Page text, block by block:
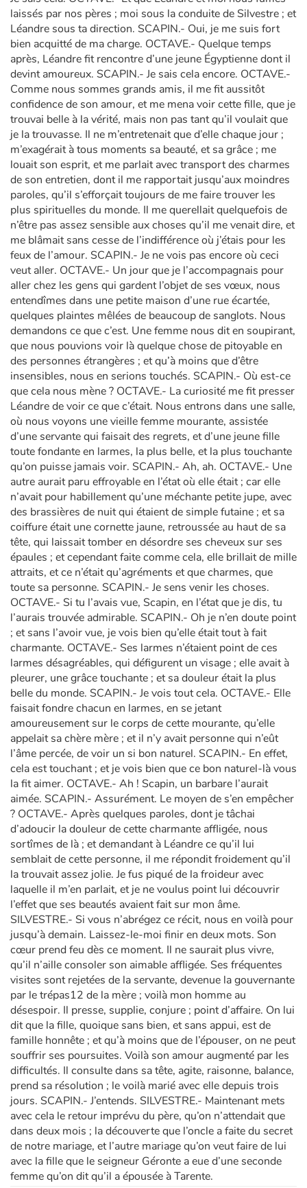
laissés par nos pères ; moi sous la conduite de Silvestre ; et
Léandre sous ta direction. SCAPIN.- Oui, je me suis fort
bien acquitté de ma charge. OCTAVE.- Quelque temps
après, Léandre fit rencontre d’une jeune Égyptienne dont il
devint amoureux. SCAPIN.- Je sais cela encore. OCTAVE.-
Comme nous sommes grands amis, il me fit aussitôt
confidence de son amour, et me mena voir cette fille, que je
trouvai belle à la vérité, mais non pas tant qu’il voulait que
je la trouvasse. Il ne m’entretenait que d’elle chaque jour ;
m’exagérait à tous moments sa beauté, et sa grâce ; me
louait son esprit, et me parlait avec transport des charmes
de son entretien, dont il me rapportait jusqu’aux moindres
paroles, qu’il s’efforçait toujours de me faire trouver les
plus spirituelles du monde. Il me querellait quelquefois de
n’être pas assez sensible aux choses qu’il me venait dire, et
me blâmait sans cesse de l’indifférence où j’étais pour les
feux de l’amour. SCAPIN.- Je ne vois pas encore où ceci
veut aller. OCTAVE.- Un jour que je l’accompagnais pour
aller chez les gens qui gardent l’objet de ses vœux, nous
entendîmes dans une petite maison d’une rue écartée,
quelques plaintes mêlées de beaucoup de sanglots. Nous
demandons ce que c’est. Une femme nous dit en soupirant,
que nous pouvions voir là quelque chose de pitoyable en
des personnes étrangères ; et qu’à moins que d’être
insensibles, nous en serions touchés. SCAPIN.- Où est-ce
que cela nous mène ? OCTAVE.- La curiosité me fit presser
Léandre de voir ce que c’était. Nous entrons dans une salle,
où nous voyons une vieille femme mourante, assistée
d’une servante qui faisait des regrets, et d’une jeune fille
toute fondante en larmes, la plus belle, et la plus touchante
qu’on puisse jamais voir. SCAPIN.- Ah, ah. OCTAVE.- Une
autre aurait paru effroyable en l’état où elle était ; car elle
n’avait pour habillement qu’une méchante petite jupe, avec
des brassières de nuit qui étaient de simple futaine ; et sa
coiffure était une cornette jaune, retroussée au haut de sa
tête, qui laissait tomber en désordre ses cheveux sur ses
épaules ; et cependant faite comme cela, elle brillait de mille
attraits, et ce n’était qu’agréments et que charmes, que
toute sa personne. SCAPIN.- Je sens venir les choses.
OCTAVE.- Si tu l’avais vue, Scapin, en l’état que je dis, tu
l’aurais trouvée admirable. SCAPIN.- Oh je n’en doute point
; et sans l’avoir vue, je vois bien qu’elle était tout à fait
charmante. OCTAVE.- Ses larmes n’étaient point de ces
larmes désagréables, qui défigurent un visage ; elle avait à
pleurer, une grâce touchante ; et sa douleur était la plus
belle du monde. SCAPIN.- Je vois tout cela. OCTAVE.- Elle
faisait fondre chacun en larmes, en se jetant
amoureusement sur le corps de cette mourante, qu’elle
appelait sa chère mère ; et il n’y avait personne qui n’eût
l’âme percée, de voir un si bon naturel. SCAPIN.- En effet,
cela est touchant ; et je vois bien que ce bon naturel-là vous
la fit aimer. OCTAVE.- Ah ! Scapin, un barbare l’aurait
aimée. SCAPIN.- Assurément. Le moyen de s’en empêcher
? OCTAVE.- Après quelques paroles, dont je tâchai
d’adoucir la douleur de cette charmante affligée, nous
sortîmes de là ; et demandant à Léandre ce qu’il lui
semblait de cette personne, il me répondit froidement qu’il
la trouvait assez jolie. Je fus piqué de la froideur avec
laquelle il m’en parlait, et je ne voulus point lui découvrir
l’effet que ses beautés avaient fait sur mon âme.
SILVESTRE.- Si vous n’abrégez ce récit, nous en voilà pour
jusqu’à demain. Laissez-le-moi finir en deux mots. Son
cœur prend feu dès ce moment. Il ne saurait plus vivre,
qu’il n’aille consoler son aimable affligée. Ses fréquentes
visites sont rejetées de la servante, devenue la gouvernante
par le trépas12 de la mère ; voilà mon homme au
désespoir. Il presse, supplie, conjure ; point d’affaire. On lui
dit que la fille, quoique sans bien, et sans appui, est de
famille honnête ; et qu’à moins que de l’épouser, on ne peut
souffrir ses poursuites. Voilà son amour augmenté par les
difficultés. Il consulte dans sa tête, agite, raisonne, balance,
prend sa résolution ; le voilà marié avec elle depuis trois
jours. SCAPIN.- J’entends. SILVESTRE.- Maintenant mets
avec cela le retour imprévu du père, qu’on n’attendait que
dans deux mois ; la découverte que l’oncle a faite du secret
de notre mariage, et l’autre mariage qu’on veut faire de lui
avec la fille que le seigneur Géronte a eue d’une seconde
femme qu’on dit qu’il a épousée à Tarente.